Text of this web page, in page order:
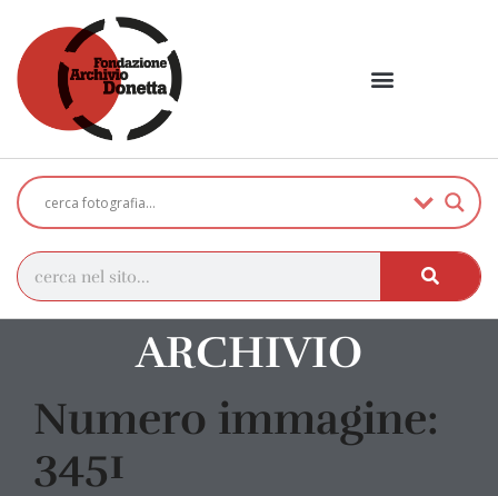
ARCHIVIO
Numero immagine:
3451